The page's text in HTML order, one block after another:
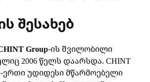
შესახებ
Group-ის შვილობილი
2006 წელს დაარსდა. CHINT
ერთი უდიდესი მწარმოებელი